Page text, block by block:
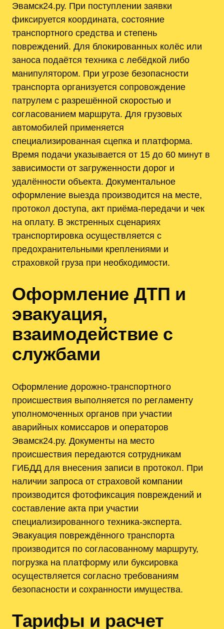
Эвамск24.ру. При поступлении заявки
фиксируется координата, состояние
транспортного средства и степень
повреждений. Для блокированных колёс или
заноса подаётся техника с лебёдкой либо
манипулятором. При угрозе безопасности
транспорта организуется сопровождение
патрулем с разрешённой скоростью и
согласованием маршрута. Для грузовых
автомобилей применяется
специализированная сцепка и платформа.
Время подачи указывается от 15 до 60 минут в
зависимости от загруженности дорог и
удалённости объекта. Документальное
оформление выезда производится на месте,
протокол доступа, акт приёма-передачи и чек
на оплату. В экстренных сценариях
транспортировка осуществляется с
предохранительными креплениями и
страховкой груза при необходимости.
Оформление ДТП и
эвакуация,
взаимодействие с
службами
Оформление дорожно-транспортного
происшествия выполняется по регламенту
уполномоченных органов при участии
аварийных комиссаров и операторов
Эвамск24.ру. Документы на место
происшествия передаются сотрудникам
ГИБДД для внесения записи в протокол. При
наличии запроса от страховой компании
производится фотофиксация повреждений и
составление акта при участии
специализированного техника-эксперта.
Эвакуация повреждённого транспорта
производится по согласованному маршруту,
погрузка на платформу или буксировка
осуществляется согласно требованиям
безопасности и сохранности имущества.
Тарифы и расчет